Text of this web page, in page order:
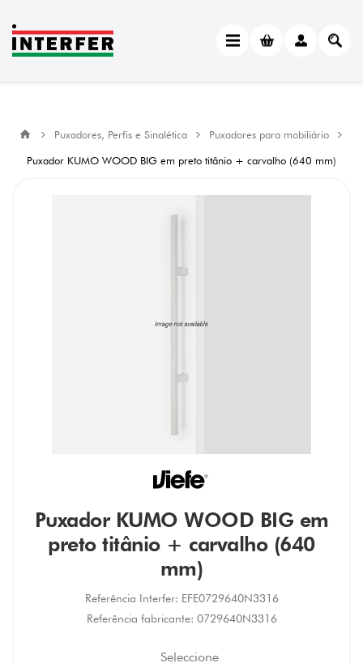
Puxadores, Perfis e Sinalética
Puxadores para mobiliário
Puxador KUMO WOOD BIG em preto titânio + carvalho (640 mm)
Puxador KUMO WOOD BIG em
preto titânio + carvalho (640
mm)
Referência Interfer: EFE0729640N3316
Referência fabricante: 0729640N3316
Seleccione